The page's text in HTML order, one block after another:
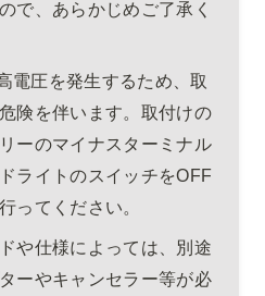
で、あらかじめご了承く
電圧を発生するため、取
険を伴います。取付けの
ーのマイナスターミナル
ライトのスイッチをOFF
ってください。
や仕様によっては、別途
ーやキャンセラー等が必